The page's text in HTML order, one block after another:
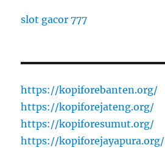
slot gacor 777
https://kopiforebanten.org/
https://kopiforejateng.org/
https://kopiforesumut.org/
https://kopiforejayapura.org/